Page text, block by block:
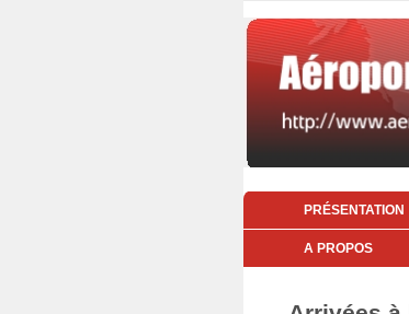
PRÉSENTATION
A PROPOS